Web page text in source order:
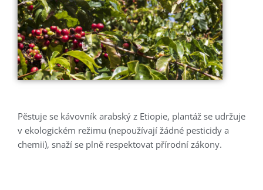
Pěstuje se kávovník arabský z Etiopie, plantáž se udržuje
v ekologickém režimu (nepoužívají žádné pesticidy a
chemii), snaží se plně respektovat přírodní zákony.